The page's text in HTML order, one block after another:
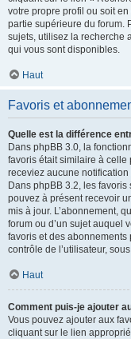
votre propre profil ou soit
partie supérieure du forum.
sujets, utilisez la recherche
qui vous sont disponibles.
Haut
Favoris et
Quelle est la différence
Dans phpBB 3.0, la
favoris était similaire à celle
receviez aucune notification
Dans phpBB 3.2, les
pouvez à présent recevoir
mis à jour. L’abonnement,
forum ou d’un sujet auquel
favoris et des
contrôle de l’utilisateur,
Haut
Comment puis-je ajouter
Vous pouvez ajouter aux
cliquant sur le lien